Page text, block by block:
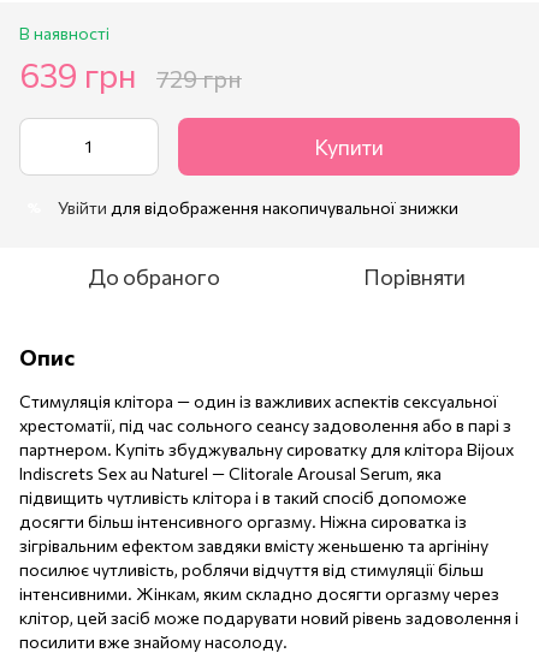
В наявності
639 грн 729 грн
Купити
Увійти для відображення накопичувальної знижки
До обраного Порівняти
Опис
Стимуляція клітора — один із важливих аспектів сексуальної
хрестоматії, під час сольного сеансу задоволення або в парі з
партнером. Купіть збуджувальну сироватку для клітора Bijoux
Indiscrets Sex au Naturel — Clitorale Arousal Serum, яка
підвищить чутливість клітора і в такий спосіб допоможе
досягти більш інтенсивного оргазму. Ніжна сироватка із
зігрівальним ефектом завдяки вмісту женьшеню та аргініну
посилює чутливість, роблячи відчуття від стимуляції більш
інтенсивними. Жінкам, яким складно досягти оргазму через
клітор, цей засіб може подарувати новий рівень задоволення і
посилити вже знайому насолоду.